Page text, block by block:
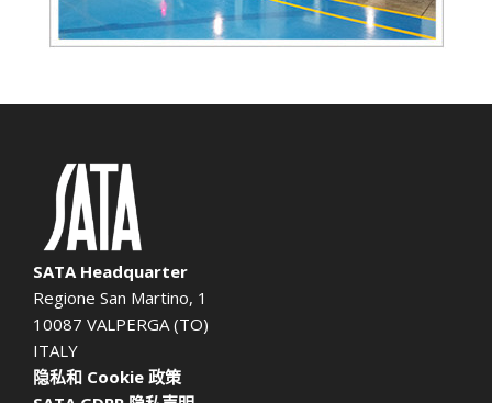
SATA Headquarter
Regione San Martino, 1
10087 VALPERGA (TO)
ITALY
隐私和 Cookie 政策